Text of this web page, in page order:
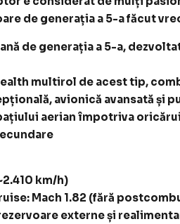
de generația a 5-a făcut
de generația a 5-a,
multirol de acest tip,
avionică avansată și
aerian împotriva
km/h)
Mach 1.82 (fără
externe și